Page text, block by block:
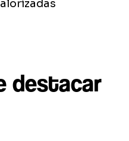
destacar